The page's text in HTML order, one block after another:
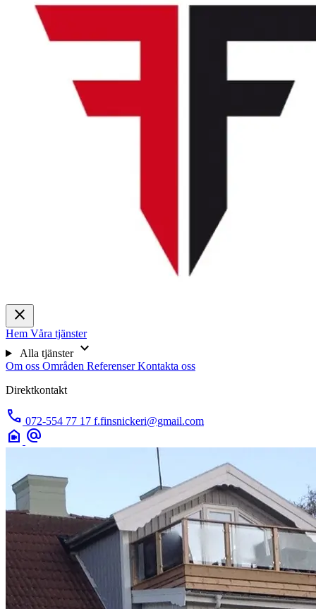
close
Hem Våra tjänster
Alla tjänster expand_more
Om oss Områden ReferenserKontakta oss
Direktkontakt
call 072-554 77 17 f.finsnickeri@gmail.com
camera_indoor alternate_email